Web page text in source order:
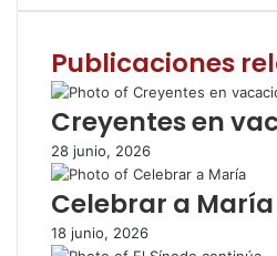
c
b
o
o
k
i
t
e
r
a
s
A
p
p
m
a
i
p
o
c
p
i
r
Publicaciones
Creyentes en
28 junio, 2026
Celebrar a María
18 junio, 2026